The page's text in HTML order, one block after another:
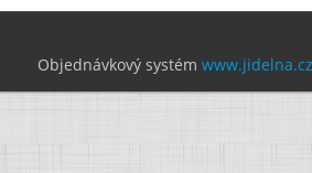
Objednávkový systém www.jidelna.cz